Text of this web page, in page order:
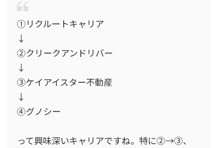
①リクルートキャリア
↓
②クリークアンドリバー
↓
③ケイアイスター不動産
↓
④グノシー
って興味深いキャリアですね。特に②→③、